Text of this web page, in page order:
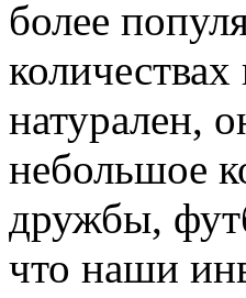
более
натурален,
небольшое
дружбы,
что наши